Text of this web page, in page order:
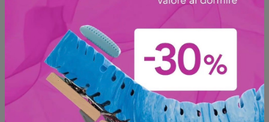
Ala Vetro Juta